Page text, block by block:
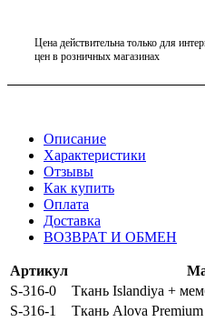
Цена действительна только для
цен в розничных магазинах
Описание
Характеристики
Отзывы
Как купить
Оплата
Доставка
ВОЗВРАТ И ОБМЕН
Артикул
S-316-0
Ткань Islandiya +
S-316-1
Ткань Alova